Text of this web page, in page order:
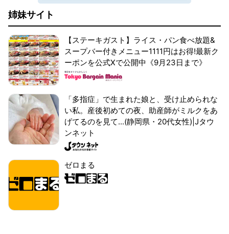
姉妹サイト
【ステーキガスト】ライス・パン食べ放題&
スープバー付きメニュー1111円はお得!最新ク
ーポンを公式Xで公開中《9月23日まで》
「多指症」で生まれた娘と、受け止められな
い私。産後初めての夜、助産師がミルクをあ
げてるのを見て...(静岡県・20代女性)|Jタウ
ンネット
ゼロまる